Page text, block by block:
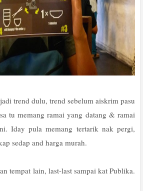
trend dulu, trend sebelum aiskrim pasu
tu memang ramai yang datang & ramai
Iday pula memang tertarik nak pergi,
sedap and harga murah.
tempat lain, last-last sampai kat Publika.